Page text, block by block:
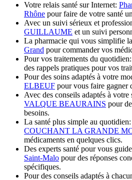
Votre relais santé sur Internet:
Rhône pour faire de votre santé
Avec un suivi sérieux et
GUILLAUME et un suivi
La pharmacie qui vous simplifie
Grand pour commander vos
Pour vos traitements du quotidien:
des rappels pratiques pour vos
Pour des soins adaptés à votre
ELBEUF pour vous faire gagner
Avec des conseils adaptés à votre
VALQUE BEAURAINS pour
besoins.
La santé plus simple au quotidien:
COUCHANT LA GRANDE
médicaments en quelques clics.
Des experts santé pour vous
Saint-Malo pour des réponses
spécifiques.
Pour des conseils adaptés à